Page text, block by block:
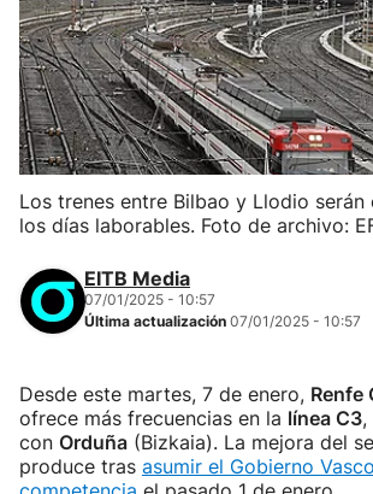
Los trenes entre Bilbao y Llodio serán
los días laborables. Foto de archivo:
EITB Media
07/01/2025 - 10:57
Última actualización 07/01/2025 - 10:57
Desde este martes, 7 de enero, Renfe
ofrece más frecuencias en la línea C3,
con Orduña (Bizkaia). La mejora del
produce tras asumir el Gobierno